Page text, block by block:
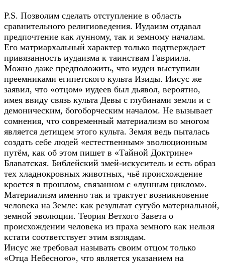
P.S. Позволим сделать отступление в область
сравнительного религиоведения. Иудаизм отдавал
предпочтение как лунному, так и земному началам.
Его матриархальный характер только подтверждает
привязанность иудаизма к таинствам Гавриила.
Можно даже предположить, что иудеи выступили
преемниками египетского культа Изиды. Иисус же
заявил, что «отцом» иудеев был дьявол, вероятно,
имея ввиду связь культа Девы с глубинами земли и с
демоническим, богоборческим началом. Не вызывает
сомнения, что современный материализм во многом
является детищем этого культа. Земля ведь пыталась
создать себе людей «естественным» эволюционным
путём, как об этом пишет в «Тайной Доктрине»
Блаватская. Библейский змей-искуситель и есть образ
тех хладнокровных животных, чьё происхождение
кроется в прошлом, связанном с «лунным циклом».
Материализм именно так и трактует возникновение
человека на Земле: как результат сугубо материальной,
земной эволюции. Теория Ветхого Завета о
происхождении человека из праха земного как нельзя
кстати соответствует этим взглядам.
Иисус же требовал называть своим отцом только
«Отца Небесного», что является указанием на